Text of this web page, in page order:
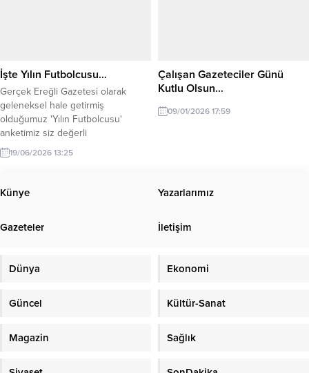
denetimler gerçekleştirildiğini
duyurdu. Yerlikaya’nın paylaştığı
bilgilere göre, yapılan...
alındı. Gizli tanık beyanları ve elde
edilen dijital materyaller
doğrultusunda; İstanbul, Ankara,
Diyarbakır,...
İşte Yılın Futbolcusu…
Gerçek Ereğli Gazetesi olarak
geleneksel hale getirmiş
olduğumuz 'Yılın Futbolcusu'
anketimiz siz değerli
okuyucularımızın oyları ile
belirlendi.
19/06/2026 13:25
Çalışan Gazeteciler Günü
Kutlu Olsun…
09/01/2026 17:59
Künye Yazarlarımız
Gazeteler İletişim
Dünya Ekonomi
Güncel Kültür-Sanat
Magazin Sağlık